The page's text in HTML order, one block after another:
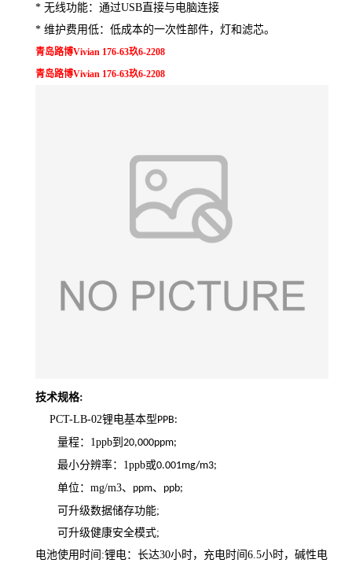
* 无线功能：通过USB直接与电脑连接
* 维护费用低：低成本的一次性部件，灯和滤芯。
青岛路博Vivian 176-63玖6-2208
青岛路博Vivian 176-63玖6-2208
技术规格:
PCT-LB-02锂电基本型 PPB:
量程：1ppb到 20,000ppm;
最小分辨率：1ppb或0.001mg/m3;
单位：mg/m3、 ppm、 ppb;
可升级数据储存功能;
可升级健康安全模式;
电池使用时间:锂电：长达30小时，充电时间6.5小时，碱性电